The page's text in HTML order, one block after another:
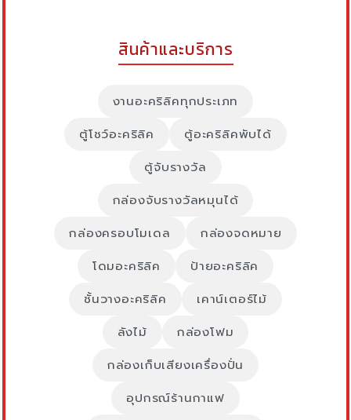
สินค้าและบริการ
งานอะคริลิคทุกประเภท
ตู้โชว์อะคริลิค
ตู้อะคริลิคพับได้
ตู้จับรางวัล
กล่องจับรางวัลหมุนได้
กล่องครอบโมเดล
กล่องจดหมาย
โดมอะคริลิค
ป้ายอะคริลิค
ชั้นวางอะคริลิค
เคาน์เตอร์ไม้
ลังไม้
กล่องโฟม
กล่องเก็บเสียงเครื่องปั่น
อุปกรณ์ร้านกาแฟ